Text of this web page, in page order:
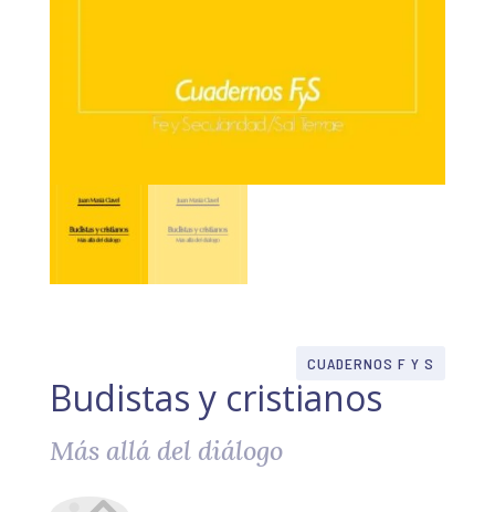
CUADERNOS F Y S
Budistas y cristianos
Más allá del diálogo